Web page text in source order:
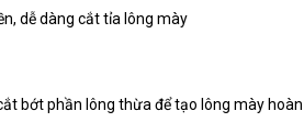
dễ dàng cắt tỉa lông mày
bớt phần lông thừa để tạo lông mày